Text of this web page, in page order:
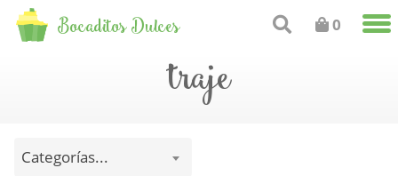
Bocaditos Dulces 0
traje
Categorías...